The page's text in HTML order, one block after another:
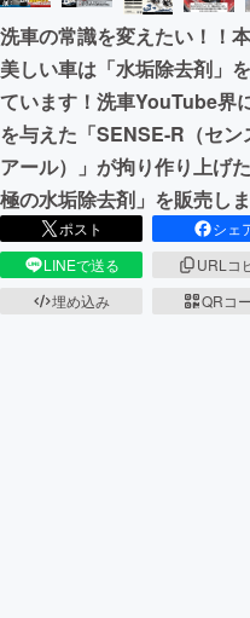
まちづくり・地
CAMPFIRE for
CAMPFIREふるさと
洗車の常識を変えたい！！
美しい車は「水垢除去剤」
ています！洗車YouTube界
を与えた「SENSE-R（セン
アール）」が拘り作り上げ
極の水垢除去剤」を販売し
ポスト
シェ
LINEで送る
URLコ
埋め込み
QRコ